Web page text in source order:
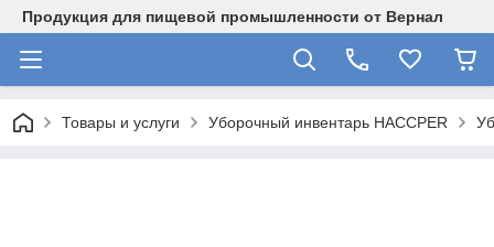
Продукция для пищевой промышленности от Вернал
Товары и услуги Уборочный инвентарь HACCPER